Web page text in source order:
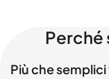
Perché
Più che